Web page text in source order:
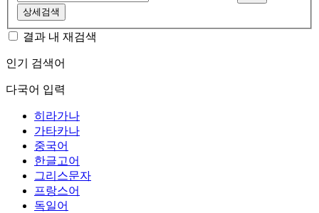
상세검색
결과 내 재검색
인기 검색어
다국어 입력
히라가나
가타카나
중국어
한글고어
그리스문자
프랑스어
독일어